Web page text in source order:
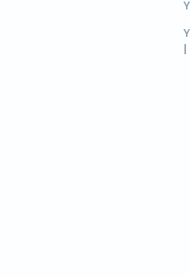
|